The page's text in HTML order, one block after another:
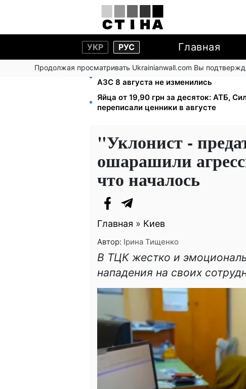
УКР РУС Главная
Продолжая просматривать Ukrainianwall.com Вы
Бензин от 77,90 грн, дизель до 97,90:
АЗС 8 августа не изменились
Яйца от 19,90 грн за десяток: АТБ,
переписали ценники в августе
"Уклонист -
ошарашили
что началось
Главная » Киев
Автор: Ірина Тищенко
В ТЦК жестко и
нападения на своих